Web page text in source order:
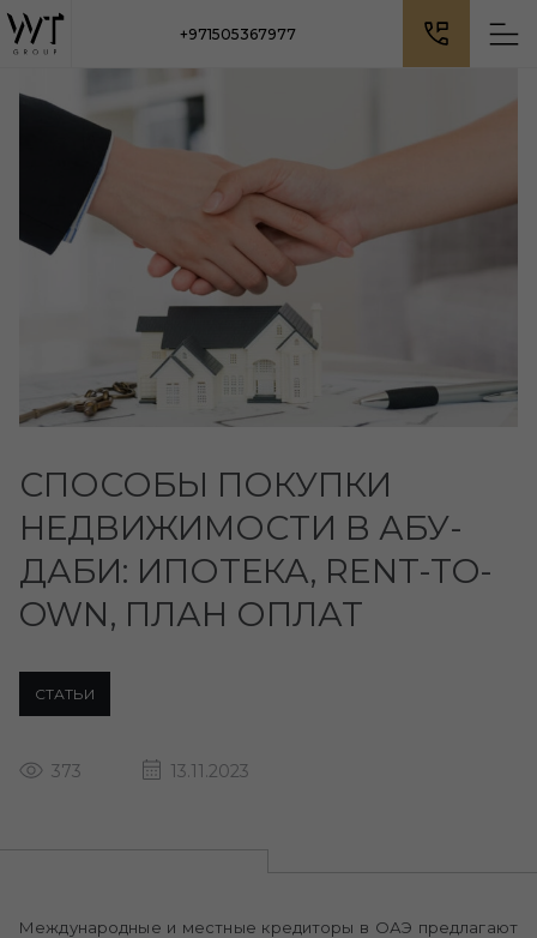
+971505367977
СПОСОБЫ ПОКУПКИ
НЕДВИЖИМОСТИ В АБУ-
ДАБИ: ИПОТЕКА, RENT-TO-
OWN, ПЛАН ОПЛАТ
СТАТЬИ
373 13.11.2023
Международные и местные кредиторы в ОАЭ предлагают